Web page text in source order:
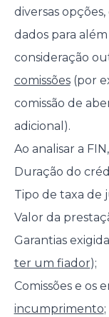
diversas
dados para
consideração
comissões(por
comissão de
adicional).
Ao analisar a
Duração do
Tipo de taxa de
Valor da
Garantias
ter um fiador);
Comissões e os
incumprimento;